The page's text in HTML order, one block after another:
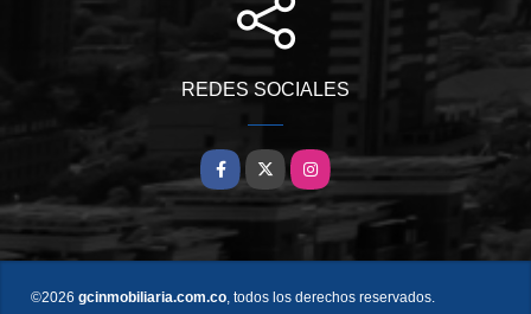
REDES SOCIALES
Facebook
X Instagram
©2026 gcinmobiliaria.com.co, todos los derechos reservados.